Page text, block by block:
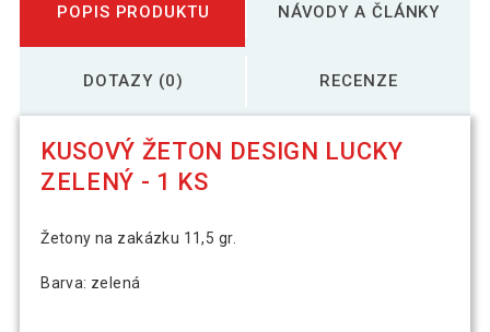
POPIS PRODUKTU NÁVODY A ČLÁNKY
DOTAZY (0) RECENZE
KUSOVÝ ŽETON DESIGN LUCKY
ZELENÝ - 1 KS
Žetony na zakázku 11,5 gr.
Barva: zelená